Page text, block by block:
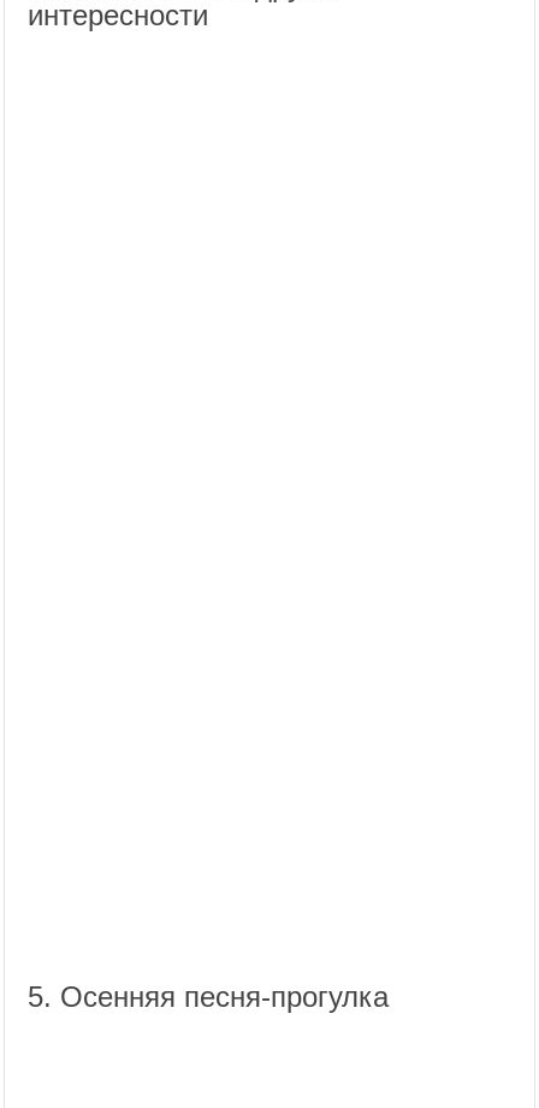
интересности
5. Осенняя песня-прогулка